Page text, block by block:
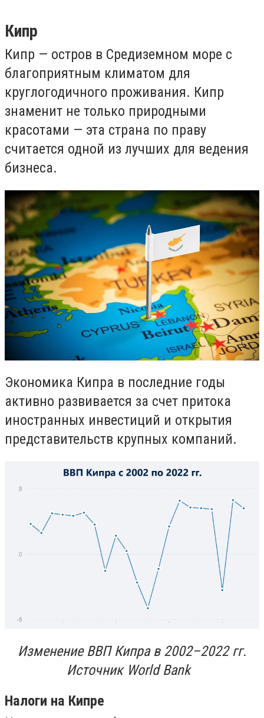
Кипр
Кипр — остров в Средиземном море с
благоприятным климатом для
круглогодичного проживания. Кипр
знаменит не только природными
красотами — эта страна по праву
считается одной из лучших для ведения
бизнеса.
Экономика Кипра в последние годы
активно развивается за счет притока
иностранных инвестиций и открытия
представительств крупных компаний.
Изменение ВВП Кипра в 2002–2022 гг.
Источник World Bank
Налоги на Кипре